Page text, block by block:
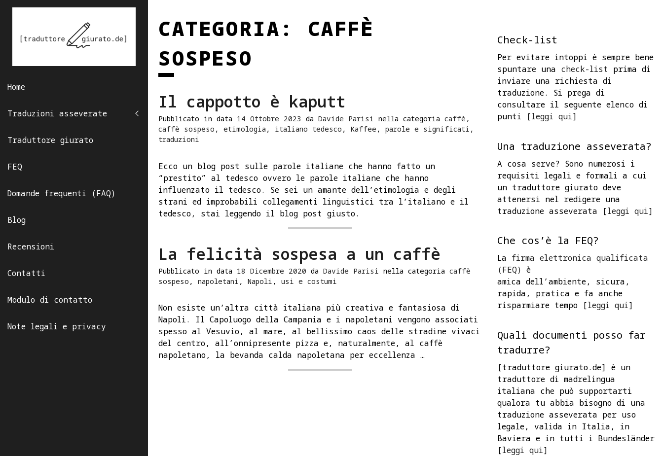
Skip
Home
Traduzioni asseverate
Traduttore giurato
FEQ
Domande frequenti (FAQ)
Blog
Recensioni
Contatti
Modulo di contatto
Note legali e privacy
CATEGORIA: CAFFÈ
SOSPESO
Il cappotto è kaputt
Pubblicato in data 14 Ottobre 2023 da Davide Parisi nella categoria caffè ,
caffè sospeso , etimologia , italiano tedesco , Kaffee , parole e significati ,
traduzioni
Ecco un blog post sulle parole italiane che hanno fatto un
“prestito” al tedesco ovvero le parole italiane che hanno
influenzato il tedesco. Se sei un amante dell’etimologia e degli
strani ed improbabili collegamenti linguistici tra l’italiano e il
tedesco, stai leggendo il blog post giusto.
La felicità sospesa a un caffè
Pubblicato in data 18 Dicembre 2020 da Davide Parisi nella categoria caffè
sospeso , napoletani , Napoli , usi e costumi
Non esiste un’altra città italiana più creativa e fantasiosa di
Napoli. Il Capoluogo della Campania e i napoletani vengono associati
spesso al Vesuvio, al mare, al bellissimo caos delle stradine vivaci
del centro, all’onnipresente pizza e, naturalmente, al caffè
napoletano, la bevanda calda napoletana per eccellenza …
Check-list
Per evitare intoppi è sempre bene
spuntare una check-list prima di
inviare una richiesta di
traduzione. Si prega di
consultare il seguente elenco di
punti [leggi qui]
Una traduzione asseverata?
A cosa serve? Sono numerosi i
requisiti legali e formali a cui
un traduttore giurato deve
attenersi nel redigere una
traduzione asseverata [leggi qui]
Che cos’è la FEQ?
La firma elettronica qualificata
(FEQ) è
amica dell’ambiente, sicura,
rapida, pratica e fa anche
risparmiare tempo [leggi qui]
Quali documenti posso far
tradurre?
[traduttore giurato.de] è un
traduttore di madrelingua
italiana che può supportarti
qualora tu abbia bisogno di una
traduzione asseverata per uso
legale, valida in Italia, in
Baviera e in tutti i Bundesländer
[leggi qui]